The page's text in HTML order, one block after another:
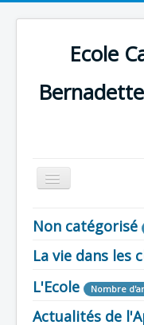
Ecole
Basculer
la
Non catégorisé
La vie dans les
TPS - PS
MS-GS Nombre
L'Ecole Nombre
Actualités de